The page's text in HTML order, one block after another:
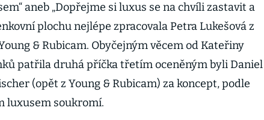
aneb „Dopřejme si luxus se na chvíli zastavit a
plochu nejlépe zpracovala Petra Lukešová z
& Rubicam. Obyčejným věcem od Kateřiny
patřila druhá příčka třetím oceněným byli Daniel
(opět z Young & Rubicam) za koncept, podle
luxusem soukromí.